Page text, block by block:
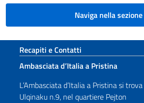
Naviga nella sezione
Sezione footer
Recapiti e Contatti
Ambasciata d’Italia a Pristina
L’Ambasciata d’Italia a Pristina si
Ulqinaku n.9, nel quartiere Pejton